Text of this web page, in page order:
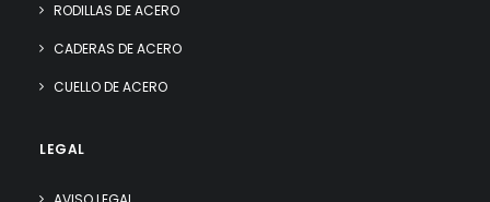
RODILLAS DE ACERO
CADERAS DE ACERO
CUELLO DE ACERO
LEGAL